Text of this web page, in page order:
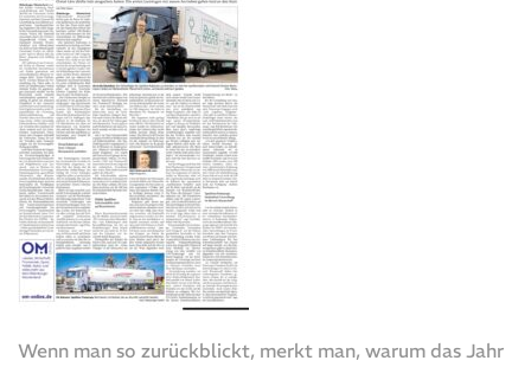
Wenn man so zurückblickt, merkt man, warum das Jahr